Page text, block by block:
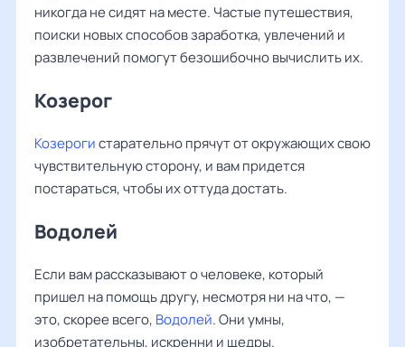
никогда не сидят на месте. Частые путешествия,
поиски новых способов заработка, увлечений и
развлечений помогут безошибочно вычислить их.
Козерог
Козерогистарательно прячут от окружающих свою
чувствительную сторону, и вам придется
постараться, чтобы их оттуда достать.
Водолей
Если вам рассказывают о человеке, который
пришел на помощь другу, несмотря ни на что, —
это, скорее всего, Водолей. Они умны,
изобретательны, искренни и щедры.